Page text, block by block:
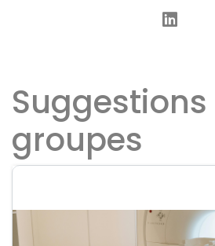
Suggestions
groupes